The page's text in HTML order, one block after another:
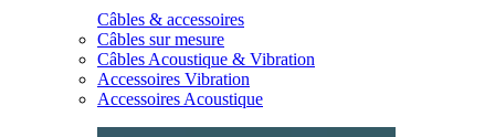
Câbles & accessoires
Câbles sur mesure
Câbles Acoustique & Vibration
Accessoires Vibration
Accessoires Acoustique